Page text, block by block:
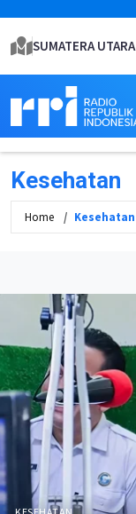
SUMATERA UTARA
Kesehatan
Home Kesehatan